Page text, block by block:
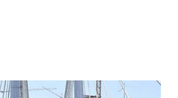
الرئيس عبد الفتاح السيسي يفتتح